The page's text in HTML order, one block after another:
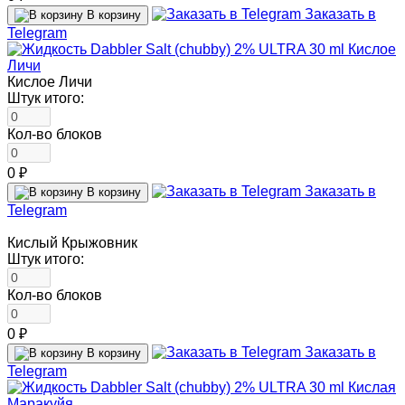
В корзину
Заказать в
Telegram
Кислое Личи
Штук итого:
Кол-во блоков
0 ₽
В корзину
Заказать в
Telegram
Кислый Крыжовник
Штук итого:
Кол-во блоков
0 ₽
В корзину
Заказать в
Telegram